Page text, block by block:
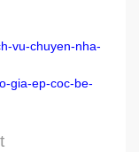
vu-chuyen-nha-
gia-ep-coc-be-